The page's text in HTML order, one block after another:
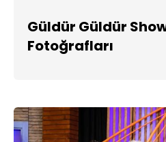
Güldür Güldür
Fotoğrafları